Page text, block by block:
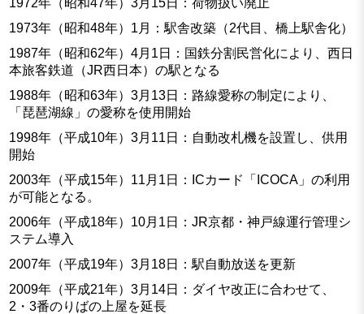
1973年（昭和48年）1月：駅舎改築（2代目、橋上駅舎化）
1987年（昭和62年）4月1日：国鉄分割民営化により、西日
本旅客鉄道（JR西日本）の駅となる
1988年（昭和63年）3月13日：路線愛称の制定により、
「琵琶湖線」の愛称を使用開始
1998年（平成10年）3月11日：自動改札機を設置し、供用
開始
2003年（平成15年）11月1日：ICカード「ICOCA」の利用
が可能となる。
2006年（平成18年）10月1日：JR京都・神戸線運行管理シ
ステム導入
2007年（平成19年）3月18日：駅自動放送を更新
2009年（平成21年）3月14日：ダイヤ改正に合わせて、
2・3番のりばの上屋を延長